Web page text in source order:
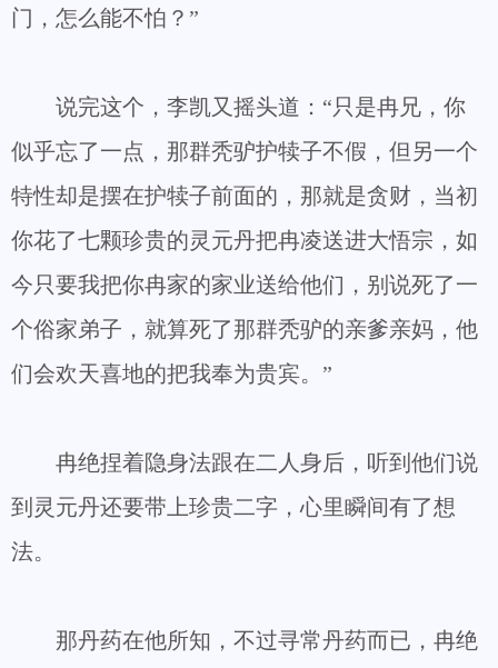
门，怎么能不怕？”
说完这个，李凯又摇头道：“只是冉兄，你
似乎忘了一点，那群秃驴护犊子不假，但另一个
特性却是摆在护犊子前面的，那就是贪财，当初
你花了七颗珍贵的灵元丹把冉凌送进大悟宗，如
今只要我把你冉家的家业送给他们，别说死了一
个俗家弟子，就算死了那群秃驴的亲爹亲妈，他
们会欢天喜地的把我奉为贵宾。”
冉绝捏着隐身法跟在二人身后，听到他们说
到灵元丹还要带上珍贵二字，心里瞬间有了想
法。
那丹药在他所知，不过寻常丹药而已，冉绝